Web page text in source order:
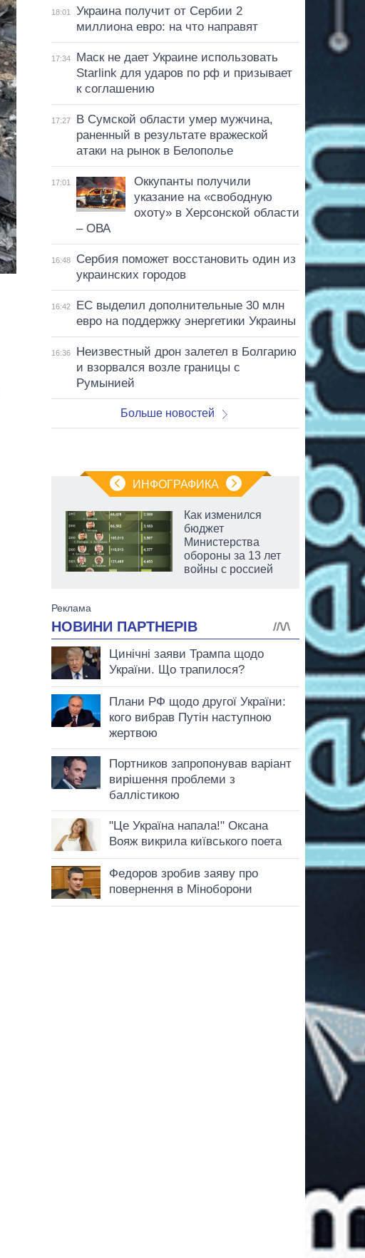
18:01
Украина получит от Сербии 2
миллиона евро: на что направят
17:34
Маск не дает Украине использовать
Starlink для ударов по рф и призывает
к соглашению
17:27
В Сумской области умер мужчина,
раненный в результате вражеской
атаки на рынок в Белополье
17:01
Оккупанты получили
указание на «свободную
охоту» в Херсонской области
– ОВА
16:48
Сербия поможет восстановить один из
украинских городов
16:42
ЕС выделил дополнительные 30 млн
евро на поддержку энергетики Украины
16:36
Неизвестный дрон залетел в Болгарию
и взорвался возле границы с
Румынией
Больше новостей
ИНФОГРАФИКА
Как изменился
бюджет
Министерства
обороны за 13 лет
войны с россией